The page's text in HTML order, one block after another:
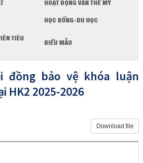
HOẠT ĐỘNG VĂN THỂ MỸ
HỌC BỔNG-DU HỌC
TIÊU
BIỂU MẪU
đồng bảo vệ khóa luận
HK2 2025-2026
Download file